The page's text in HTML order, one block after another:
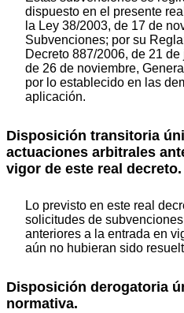
dispuesto en el presente
la Ley 38/2003, de 17 de
Subvenciones; por su
Decreto 887/2006, de 21
de 26 de noviembre,
por lo establecido en las
aplicación.
Disposición transitoria
actuaciones arbitrales
vigor de este real decreto.
Lo previsto en este real
solicitudes de
anteriores a la entrada en
aún no hubieran sido
Disposición derogatoria
normativa.